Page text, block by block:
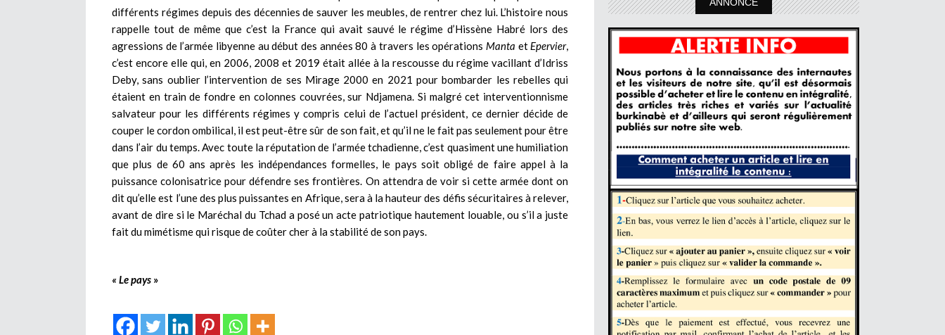
différents régimes depuis des décennies de sauver les meubles, de rentrer chez lui. L’histoire nous
rappelle tout de même que c’est la France qui avait sauvé le régime d’Hissène Habré lors des
agressions de l’armée libyenne au début des années 80 à travers les opérations Manta et Epervier,
c’est encore elle qui, en 2006, 2008 et 2019 était allée à la rescousse du régime vacillant d’Idriss
Deby, sans oublier l’intervention de ses Mirage 2000 en 2021 pour bombarder les rebelles qui
étaient en train de fondre en colonnes couvrées, sur Ndjamena. Si malgré cet interventionnisme
salvateur pour les différents régimes y compris celui de l’actuel président, ce dernier décide de
couper le cordon ombilical, il est peut-être sûr de son fait, et qu’il ne le fait pas seulement pour être
dans l’air du temps. Avec toute la réputation de l’armée tchadienne, c’est quasiment une humiliation
que plus de 60 ans après les indépendances formelles, le pays soit obligé de faire appel à la
puissance colonisatrice pour défendre ses frontières. On attendra de voir si cette armée dont on
dit qu’elle est l’une des plus puissantes en Afrique, sera à la hauteur des défis sécuritaires à relever,
avant de dire si le Maréchal du Tchad a posé un acte patriotique hautement louable, ou s’il a juste
fait du mimétisme qui risque de coûter cher à la stabilité de son pays.
« Le pays »